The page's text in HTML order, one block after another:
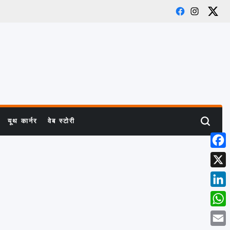
Facebook
Instagram
X
यूथ कार्नर वेब स्टोरी Search
X